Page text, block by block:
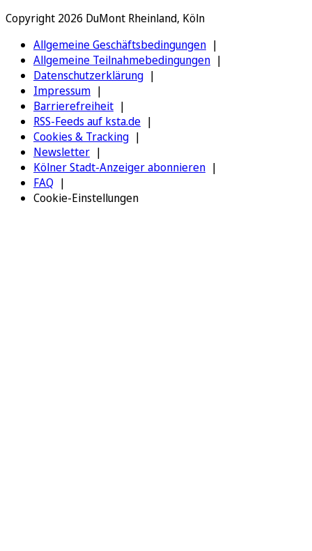
Copyright 2026 DuMont Rheinland, Köln
Allgemeine Geschäftsbedingungen
Allgemeine Teilnahmebedingungen
Datenschutzerklärung
Impressum
Barrierefreiheit
RSS-Feeds auf ksta.de
Cookies & Tracking
Newsletter
Kölner Stadt-Anzeiger abonnieren
FAQ
Cookie-Einstellungen